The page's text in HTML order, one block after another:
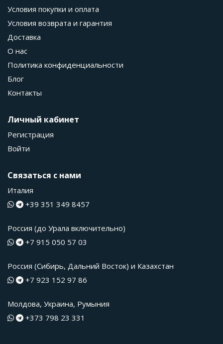
Условия покупки и оплата
Условия возврата и гарантия
Доставка
О нас
Политика конфиденциальности
Блог
Контакты
Личный кабинет
Регистрация
Войти
Связаться с нами
Италия
+39 351 349 8457
Россия (до Урала включительно)
+7 915 050 57 03
Россия (Сибирь, Дальний Восток) и Казахстан
+7 923 152 97 86
Молдова, Украина, Румыния
+373 798 23 331